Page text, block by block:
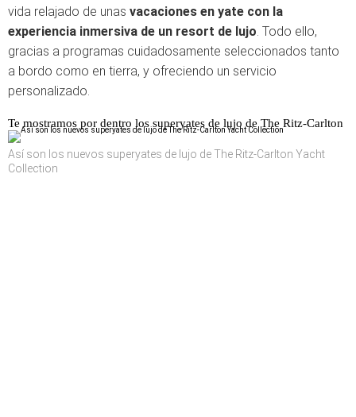
vida relajado de unas vacaciones en yate con la
experiencia inmersiva de un resort de lujo. Todo ello,
gracias a programas cuidadosamente seleccionados tanto
a bordo como en tierra, y ofreciendo un servicio
personalizado.
Te mostramos por dentro los superyates de lujo de The Ritz-Carlton
Así son los nuevos superyates de lujo de The Ritz-Carlton Yacht
Collection